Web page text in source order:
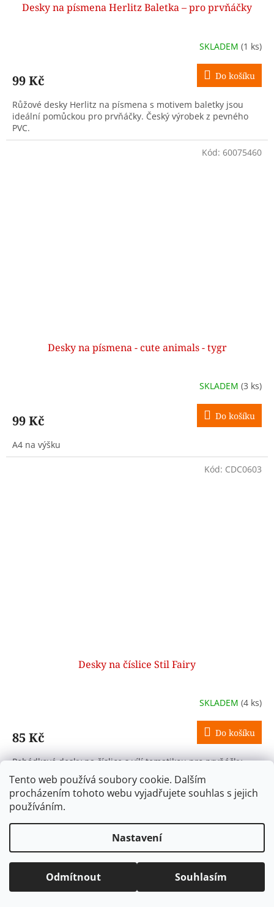
Tento web používá soubory cookie. Dalším
procházením tohoto webu vyjadřujete souhlas s jejich
používáním.
Nastavení
Odmítnout Souhlasím
Desky na písmena Herlitz Baletka – pro prvňáčky
SKLADEM (1 ks)
99 Kč Do košíku
Růžové desky Herlitz na písmena s motivem baletky jsou
ideální pomůckou pro prvňáčky. Český výrobek z pevného
PVC.
Desky na písmena - cute animals - tygr
SKLADEM (3 ks)
99 Kč Do košíku
A4 na výšku
Kód: 60075460
Desky na číslice Stil Fairy
SKLADEM (4 ks)
85 Kč Do košíku
Pohádkové desky na číslice s vílí tematikou pro prvňáčky.
Zdravotně nezávadné PVC bez ftalátů, snadno omyvatelné.
Rozměr 25 × 18 cm.
Kód: CDC0603